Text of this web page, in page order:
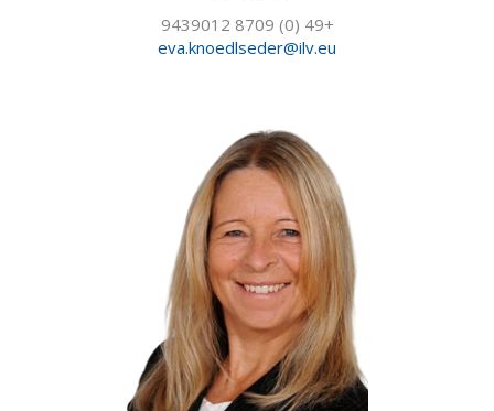
+49 (0) 8709 9439012
eva.knoedlseder@ilv.eu